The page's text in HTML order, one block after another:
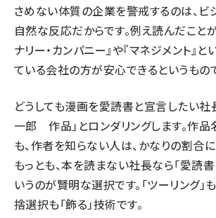
さめない体質の企業を警戒するのは、ビ
自然な反応だからです。例え読んだこと
ナリー・カンパニー』や『マネジメント』
ている会社の方が安心できるというもの
どうしても漫画を愛読書と宣言したい社
一郎 作品」とロンダリングします。作品
も、作者を知らない人は、かなりの割合に
もっとも、本を読まない社長なら「愛読
いうのが賢明な選択です。「ツーリング」
捨選択も「飾る」技術です。